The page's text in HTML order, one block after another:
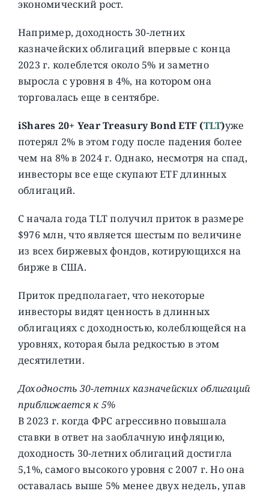
экономический рост.
Например, доходность 30-летних
казначейских облигаций впервые с конца
2023 г. колеблется около 5% и заметно
выросла с уровня в 4%, на котором она
торговалась еще в сентябре.
iShares 20+ Year Treasury Bond ETF (TLT)уже
потерял 2% в этом году после падения более
чем на 8% в 2024 г. Однако, несмотря на спад,
инвесторы все еще скупают ETF длинных
облигаций.
С начала года TLT получил приток в размере
$976 млн, что является шестым по величине
из всех биржевых фондов, котирующихся на
бирже в США.
Приток предполагает, что некоторые
инвесторы видят ценность в длинных
облигациях с доходностью, колеблющейся на
уровнях, которая была редкостью в этом
десятилетии.
Доходность 30-летних казначейских облигаций
приближается к 5%
В 2023 г. когда ФРС агрессивно повышала
ставки в ответ на заоблачную инфляцию,
доходность 30-летних облигаций достигла
5,1%, самого высокого уровня с 2007 г. Но она
оставалась выше 5% менее двух недель, упав